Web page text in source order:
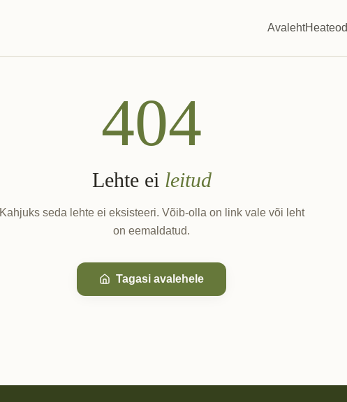
AvalehtHeateod
404
Lehte ei leitud
Kahjuks seda lehte ei eksisteeri. Võib-olla on link vale või leht
on eemaldatud.
Tagasi avalehele